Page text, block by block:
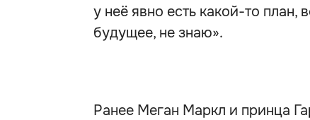
у неё явно есть какой-то план,
будущее, не знаю».
Ранее Меган Маркл и принца